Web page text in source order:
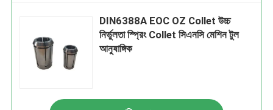
DIN6388A EOC OZ Collet উচ্চ
নির্ভুলতা স্প্রিং Collet সিএনসি মেশিন টুল
আনুষাঙ্গিক